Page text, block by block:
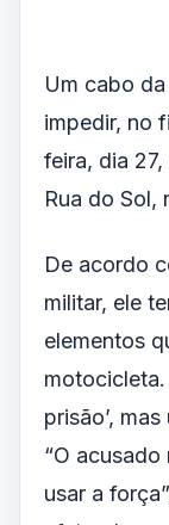
Um cabo
impedir, no
feira, dia
Rua do Sol,
De acordo
militar, ele
elementos
motocicleta.
prisão’,
“O
usar a